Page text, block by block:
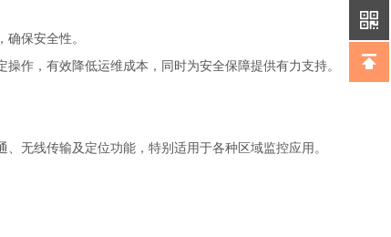
保安全性。
作，有效降低运维成本，同时为安全保障提供有力支持。
无线传输及定位功能，特别适用于各种区域监控应用。